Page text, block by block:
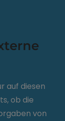
auf diesen
ob die
von